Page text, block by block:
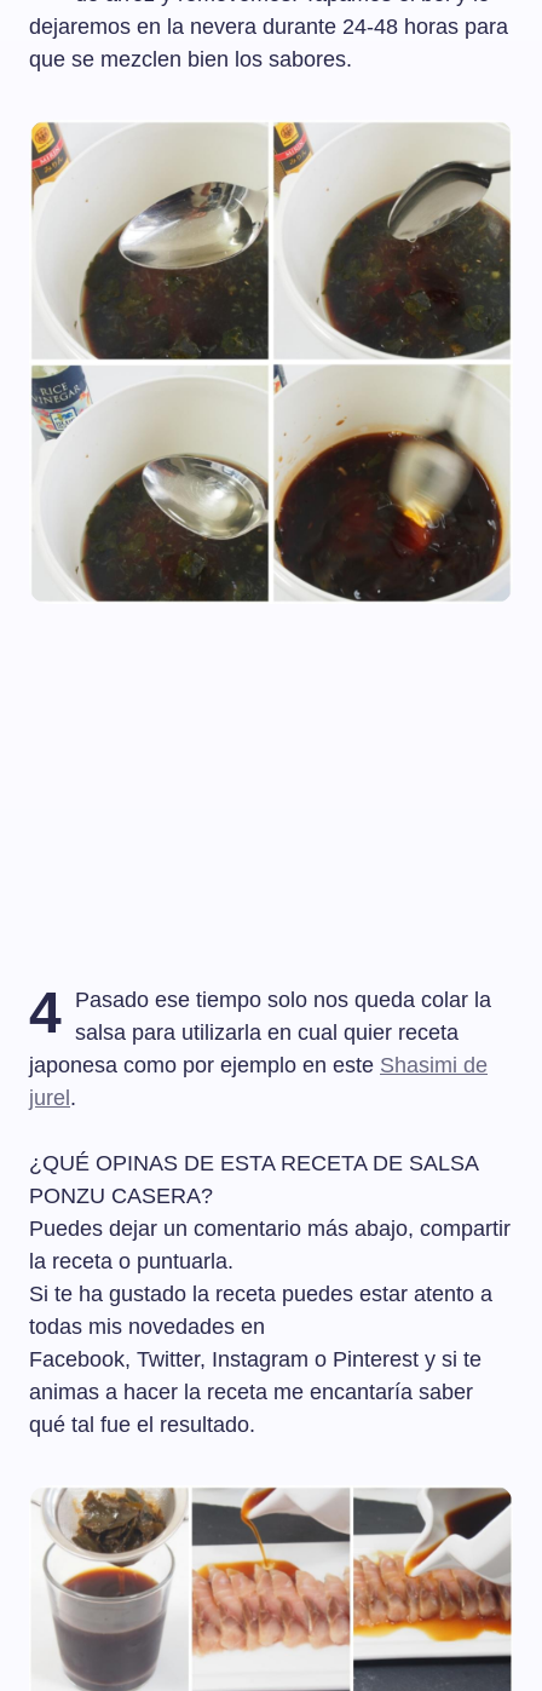
dejaremos en la nevera durante 24-48 horas para
que se mezclen bien los sabores.
4 Pasado ese tiempo solo nos queda colar la
salsa para utilizarla en cual quier receta
japonesa como por ejemplo en este Shasimi de
jurel .
¿QUÉ OPINAS DE ESTA RECETA DE SALSA
PONZU CASERA?
Puedes dejar un comentario más abajo, compartir
la receta o puntuarla.
Si te ha gustado la receta puedes estar atento a
todas mis novedades en
Facebook, Twitter, Instagram o Pinterest y si te
animas a hacer la receta me encantaría saber
qué tal fue el resultado.